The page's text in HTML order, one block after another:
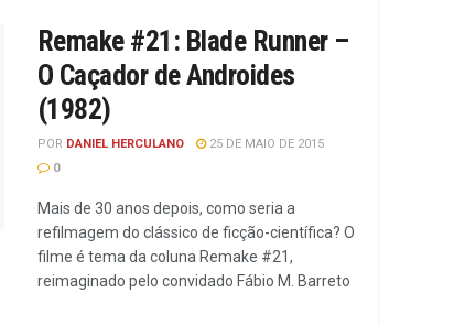
Remake #21: Blade Runner –
O Caçador de Androides
(1982)
POR DANIEL HERCULANO
25 DE MAIO DE 2015
0
Mais de 30 anos depois, como seria a
refilmagem do clássico de ficção-científica? O
filme é tema da coluna Remake #21,
reimaginado pelo convidado Fábio M. Barreto